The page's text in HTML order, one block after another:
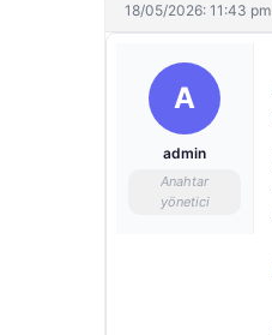
18/05/2026: 11:43 pm
A
admin
Anahtar
yönetici